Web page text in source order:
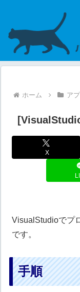
ホーム ア
X
VisualStudioでプ
です。
手順